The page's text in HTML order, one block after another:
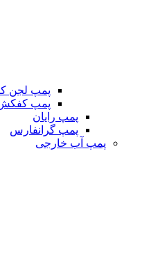
پمپ لجن
پمپ کفکش
پمپ رایان
پمپ گرانفارس
پمپ آب خارجی